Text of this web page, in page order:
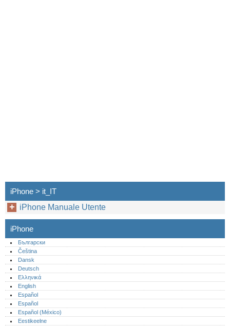
iPhone > it_IT
iPhone Manuale Utente
iPhone
Български
Čeština
Dansk
Deutsch
Ελληνικά
English
Español
Español
Español (México)‎
Eestikeelne